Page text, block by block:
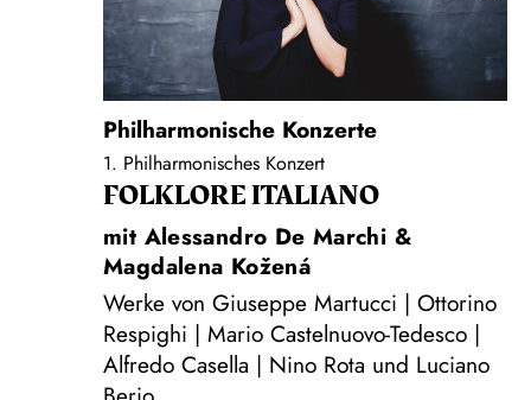
Philharmonische Konzerte
1. Philharmonisches Konzert
FOLKLORE ITALIANO
mit Alessandro De Marchi &
Magdalena Kožená
Werke von Giuseppe Martucci | Ottorino
Respighi | Mario Castelnuovo-Tedesco |
Alfredo Casella | Nino Rota und Luciano